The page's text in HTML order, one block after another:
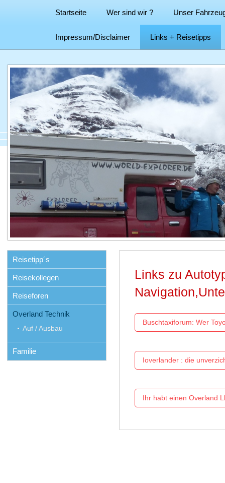
Startseite Wer sind wir ? Unser
Impressum/Disclaimer Links + Reisetipps
Reisetipp´s
Reisekollegen
Reiseforen
Overland Technik
Auf / Ausbau
Familie
Links zu
Buschtaxiforum: Wer
Ioverlander : die
Ihr habt einen Overland